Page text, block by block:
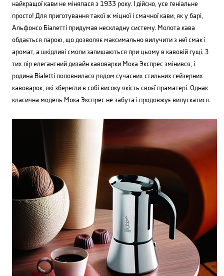
найкращої кави не мінялася з 1933 року. І дійсно, усе геніальне
просто! Для приготування такої ж міцної і смачної кави, як у барі,
Альфонсо Біалетті придумав нескладну систему. Молота кава
обдається парою, що дозволяє максимально вилучити з неї смак і
аромат, а шкідливі смоли залишаються при цьому в кавовій гущі. З
тих пір елегантний дизайн кавоварки Мока Экспрес змінився, і
родина Bialetti поповнилася рядом сучасних стильних гейзерних
кавоварок, які зберегли в собі високу якість своєї праматері. Однак
класична модель Мока Экспрес не забута і продовжує випускатися.